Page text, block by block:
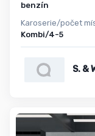
benzín
Karoserie/počet
Kombi/4-5
S. &